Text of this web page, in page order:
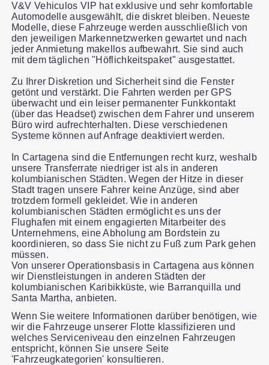
V&V Vehiculos VIP hat exklusive und sehr komfortable
Automodelle ausgewählt, die diskret bleiben. Neueste
Modelle, diese Fahrzeuge werden ausschließlich von
den jeweiligen Markennetzwerken gewartet und nach
jeder Anmietung makellos aufbewahrt. Sie sind auch
mit dem täglichen "Höflichkeitspaket" ausgestattet.
Zu Ihrer Diskretion und Sicherheit sind die Fenster
getönt und verstärkt. Die Fahrten werden per GPS
überwacht und ein leiser permanenter Funkkontakt
(über das Headset) zwischen dem Fahrer und unserem
Büro wird aufrechterhalten. Diese verschiedenen
Systeme können auf Anfrage deaktiviert werden.
In Cartagena sind die Entfernungen recht kurz, weshalb
unsere Transferrate niedriger ist als in anderen
kolumbianischen Städten. Wegen der Hitze in dieser
Stadt tragen unsere Fahrer keine Anzüge, sind aber
trotzdem formell gekleidet. Wie in anderen
kolumbianischen Städten ermöglicht es uns der
Flughafen mit einem engagierten Mitarbeiter des
Unternehmens, eine Abholung am Bordstein zu
koordinieren, so dass Sie nicht zu Fuß zum Park gehen
müssen.
Von unserer Operationsbasis in Cartagena aus können
wir Dienstleistungen in anderen Städten der
kolumbianischen Karibikküste, wie Barranquilla und
Santa Martha, anbieten.
Wenn Sie weitere Informationen darüber benötigen, wie
wir die Fahrzeuge unserer Flotte klassifizieren und
welches Serviceniveau den einzelnen Fahrzeugen
entspricht, können Sie unsere Seite
'Fahrzeugkategorien' konsultieren.